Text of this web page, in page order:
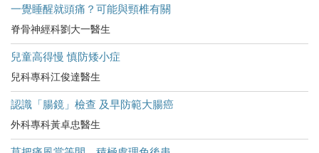
一覺睡醒就頭痛？可能與頸椎有關
脊骨神經科劉大一醫生
兒童高得慢 慎防矮小症
兒科專科江俊達醫生
認識「腸鏡」檢查 及早防範大腸癌
外科專科黃卓忠醫生